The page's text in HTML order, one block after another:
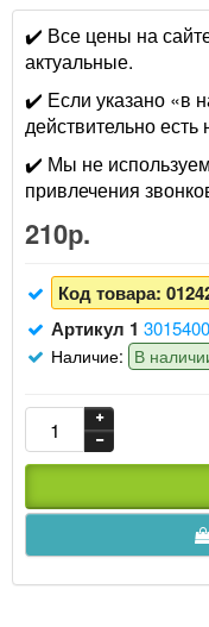
✔️ Все цены на
актуальные.
✔️ Если указано «в
действительно есть
✔️ Мы не
привлечения
210р.
Код товара:
Артикул 1
Наличие: В